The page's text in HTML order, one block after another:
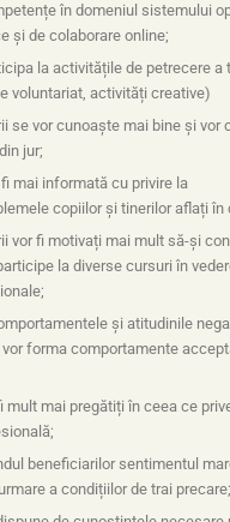
în domeniul sistemului
și de colaborare online;
la activitățile de petrecere a
voluntariat, activități creative)
se vor cunoaște mai bine și vor
jur;
mai informată cu privire la
copiilor și tinerilor aflați în
vor fi motivați mai mult să-și
la diverse cursuri în
și atitudinile
forma comportamente
mult mai pregătiți în ceea ce
beneficiarilor sentimentul
a condițiilor de trai precare;